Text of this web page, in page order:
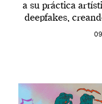
a su práctica
deepfakes,